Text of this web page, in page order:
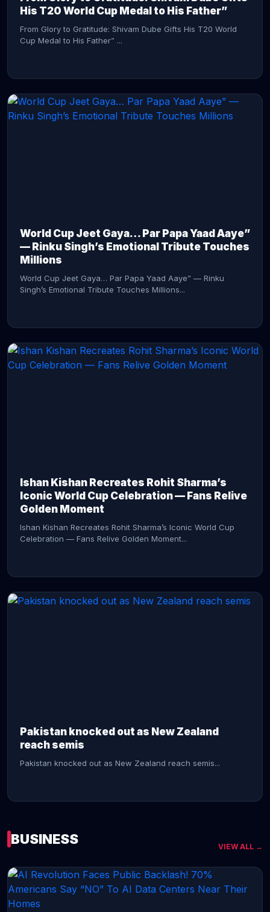
His T20 World Cup Medal to His Father”
From Glory to Gratitude: Shivam Dube Gifts His T20 World
Cup Medal to His Father” ...
World Cup Jeet Gaya… Par Papa Yaad Aaye”
— Rinku Singh’s Emotional Tribute Touches
Millions
World Cup Jeet Gaya… Par Papa Yaad Aaye” — Rinku
Singh’s Emotional Tribute Touches Millions...
Ishan Kishan Recreates Rohit Sharma’s
Iconic World Cup Celebration — Fans Relive
Golden Moment
Ishan Kishan Recreates Rohit Sharma’s Iconic World Cup
Celebration — Fans Relive Golden Moment...
Pakistan knocked out as New Zealand
reach semis
Pakistan knocked out as New Zealand reach semis...
CONTINUE READING →
BUSINESS VIEW ALL →